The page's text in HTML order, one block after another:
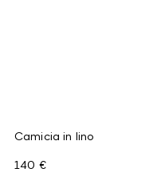
Camicia in lino
140 €